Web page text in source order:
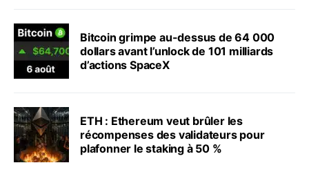
Bitcoin grimpe au-dessus de 64 000
dollars avant l’unlock de 101 milliards
d’actions SpaceX
ETH : Ethereum veut brûler les
récompenses des validateurs pour
plafonner le staking à 50 %